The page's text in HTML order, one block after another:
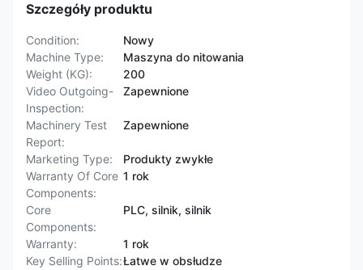
Szczegóły produktu
Condition:
Nowy
Machine Type:
Maszyna do nitowania
Weight (KG):
200
Video Outgoing-
Inspection:
Zapewnione
Machinery Test
Report:
Zapewnione
Marketing Type:
Produkty zwykłe
Warranty Of Core
Components:
1 rok
Core
Components:
PLC, silnik, silnik
Warranty:
1 rok
Key Selling Points:Łatwe w obsłudze